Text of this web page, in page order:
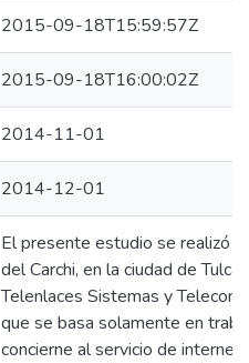
2015-09-18T15:59:57Z
2015-09-18T16:00:02Z
2014-11-01
2014-12-01
El presente estudio se realizó
del Carchi, en la ciudad de
Telenlaces Sistemas y
que se basa solamente en
concierne al servicio de internet